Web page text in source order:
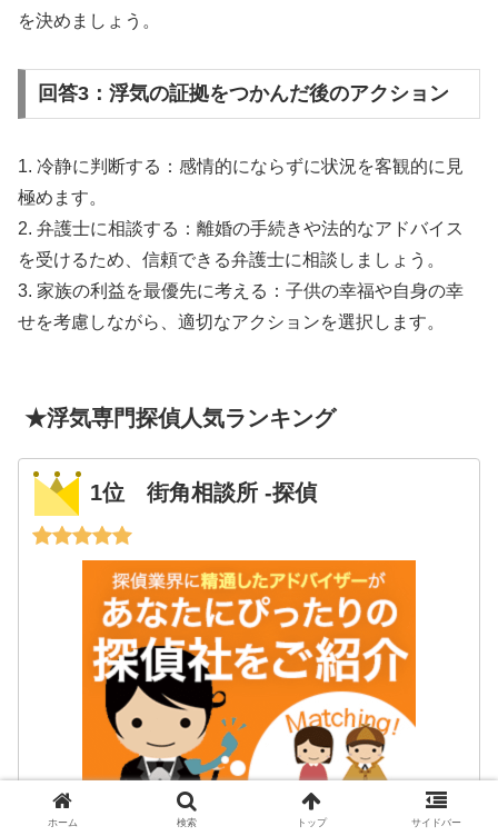
を決めましょう。
回答3：浮気の証拠をつかんだ後のアクション
1. 冷静に判断する：感情的にならずに状況を客観的に見
極めます。
2. 弁護士に相談する：離婚の手続きや法的なアドバイス
を受けるため、信頼できる弁護士に相談しましょう。
3. 家族の利益を最優先に考える：子供の幸福や自身の幸
せを考慮しながら、適切なアクションを選択します。
★浮気専門探偵人気ランキング
1位 街角相談所 -探偵
ホーム 検索 トップ サイドバー